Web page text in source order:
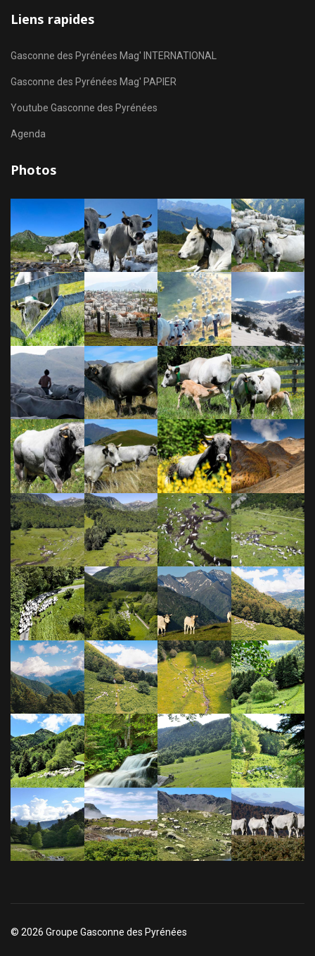
Liens rapides
Gasconne des Pyrénées Mag' INTERNATIONAL
Gasconne des Pyrénées Mag' PAPIER
Youtube Gasconne des Pyrénées
Agenda
Photos
© 2026 Groupe Gasconne des Pyrénées